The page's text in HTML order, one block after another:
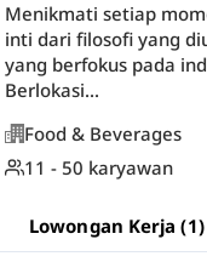
Menikmati setiap
inti dari filosofi yang
yang berfokus pada
Berlokasi...
Food & Beverages
11 - 50 karyawan
Lowongan Kerja (1)